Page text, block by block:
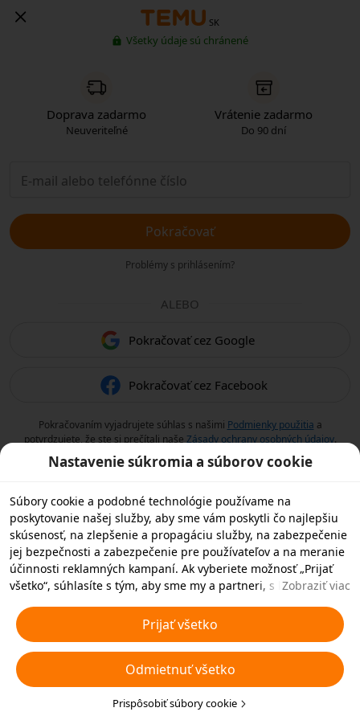
SK
Všetky údaje sú chránené
Doprava zadarmo
Neuveriteľné
Vrátenie zadarmo
Do 90 dní
Pokračovať
Problémy s prihlásením?
ALEBO
Pokračovať cez Google
Pokračovať cez Facebook
Pokračovaním vyjadrujete súhlas s našimi Podmienky použitia a
potvrdzujete, že ste si prečítali naše Zásady ochrany osobných údajov.
Nastavenie súkromia a súborov cookie
Súbory cookie a podobné technológie používame na
poskytovanie našej služby, aby sme vám poskytli čo najlepšiu
skúsenosť, na zlepšenie a propagáciu služby, na zabezpečenie
jej bezpečnosti a zabezpečenie pre používateľov a na meranie
účinnosti reklamných kampaní. Ak vyberiete možnosť „Prijať
všetko“, súhlasíte s tým, aby sme my a partneri, s ktorými
technológie vo vašom zariadení na reklamné účely. Môžete tiež
zvoliť možnosť „Odmietnuť všetky“ nedôležité súbory cookie
alebo vybrať, ktoré typy súborov cookie chcete prijať alebo
zakázať, kliknutím na tlačidlo „Prispôsobiť súbory cookie“ nižšie
alebo kedykoľvek v nastaveniach ochrany osobných údajov.
Viac informácií nájdete v našichPravidlách týkajúcich sa
Zobraziť viac
Prijať všetko
Odmietnuť všetko
Prispôsobiť súbory cookie